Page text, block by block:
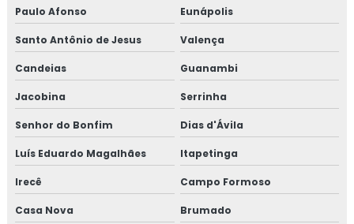
Paulo Afonso Eunápolis
Santo Antônio de Jesus Valença
Candeias Guanambi
Jacobina Serrinha
Senhor do Bonfim Dias d'Ávila
Luís Eduardo Magalhães Itapetinga
Irecê Campo Formoso
Casa Nova Brumado